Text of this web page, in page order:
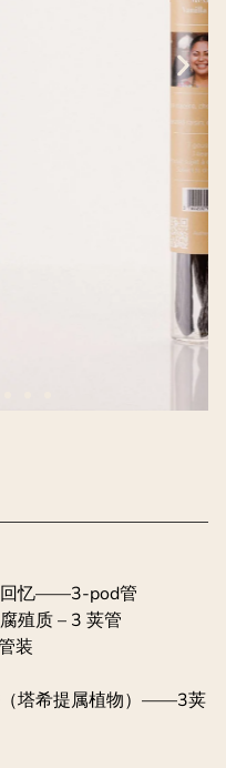
回忆——3-pod管
殖质 – 3 荚管
装
（塔希提属植物）——3荚